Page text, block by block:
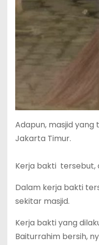
Adapun, masjid yang
Jakarta Timur.
Kerja bakti tersebut,
Dalam kerja bakti
sekitar masjid.
Kerja bakti yang
Baiturrahim bersih,